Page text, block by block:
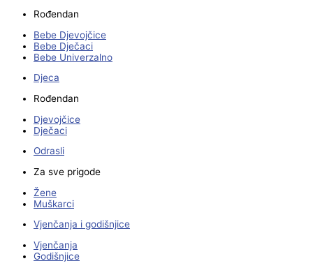
Rođendan
Bebe Djevojčice
Bebe Dječaci
Bebe Univerzalno
Djeca
Rođendan
Djevojčice
Dječaci
Odrasli
Za sve prigode
Žene
Muškarci
Vjenčanja i godišnjice
Vjenčanja
Godišnjice